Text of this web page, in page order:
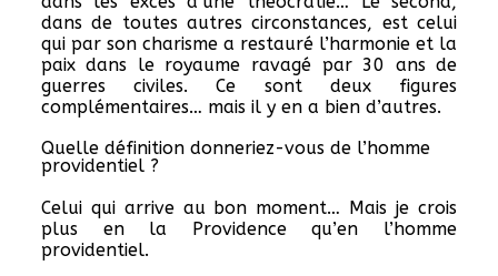
dans de toutes autres circonstances, est celui
qui par son charisme a restauré l’harmonie et la
paix dans le royaume ravagé par 30 ans de
guerres civiles. Ce sont deux figures
complémentaires… mais il y en a bien d’autres.
Quelle définition donneriez-vous de l’homme
providentiel ?
Celui qui arrive au bon moment… Mais je crois
plus en la Providence qu’en l’homme
providentiel.